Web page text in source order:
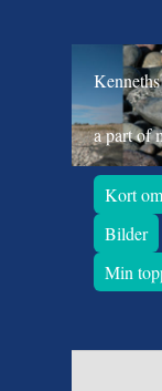
a part of
Kort
Bilder
Min